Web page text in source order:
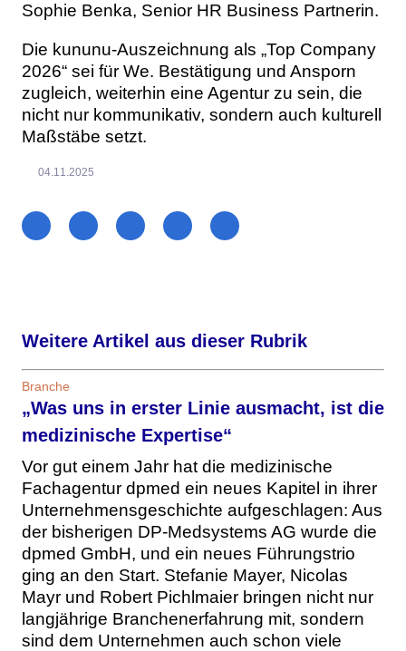
Sophie Benka, Senior HR Business Partnerin.
Die kununu-Auszeichnung als „Top Company
2026“ sei für We. Bestätigung und Ansporn
zugleich, weiterhin eine Agentur zu sein, die
nicht nur kommunikativ, sondern auch kulturell
Maßstäbe setzt.
04.11.2025
Weitere Artikel aus dieser Rubrik
Branche
„Was uns in erster Linie ausmacht, ist die
medizinische Expertise“
Vor gut einem Jahr hat die medizinische
Fachagentur dpmed ein neues Kapitel in ihrer
Unternehmensgeschichte aufgeschlagen: Aus
der bisherigen DP-Medsystems AG wurde die
dpmed GmbH, und ein neues Führungstrio
ging an den Start. Stefanie Mayer, Nicolas
Mayr und Robert Pichlmaier bringen nicht nur
langjährige Branchenerfahrung mit, sondern
sind dem Unternehmen auch schon viele